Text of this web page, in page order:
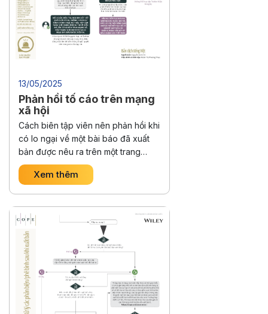
13/05/2025
Phản hồi tố cáo trên mạng
xã hội
Cách biên tập viên nên phản hồi khi
có lo ngại về một bài báo đã xuất
bản được nêu ra trên một trang
mạng xã hội. Lưu đồ này cung cấp
quy trình từng bước để giúp biên
Xem thêm